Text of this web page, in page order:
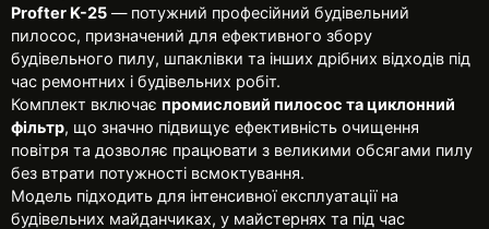
Profter K-25 — потужний професійний будівельний
пилосос, призначений для ефективного збору
будівельного пилу, шпаклівки та інших дрібних відходів під
час ремонтних і будівельних робіт.
Комплект включає промисловий пилосос та циклонний
фільтр, що значно підвищує ефективність очищення
повітря та дозволяє працювати з великими обсягами пилу
без втрати потужності всмоктування.
Модель підходить для інтенсивної експлуатації на
будівельних майданчиках, у майстернях та під час